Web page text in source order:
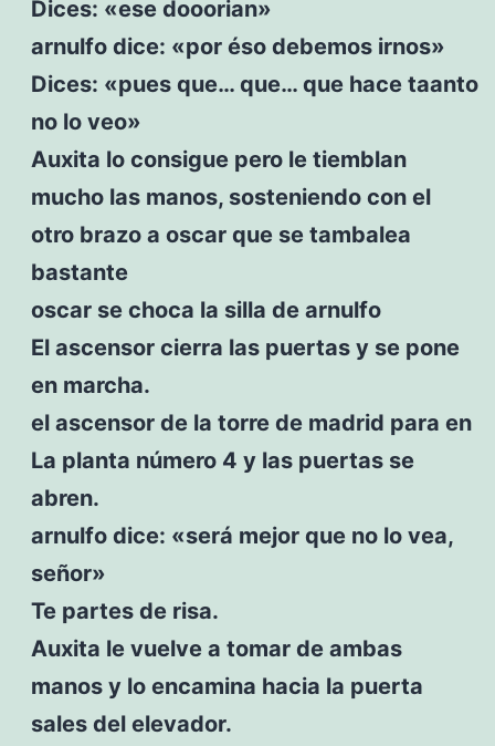
Dices: «ese dooorian»
arnulfo dice: «por éso debemos irnos»
Dices: «pues que… que… que hace taanto
no lo veo»
Auxita lo consigue pero le tiemblan
mucho las manos, sosteniendo con el
otro brazo a oscar que se tambalea
bastante
oscar se choca la silla de arnulfo
El ascensor cierra las puertas y se pone
en marcha.
el ascensor de la torre de madrid para en
La planta número 4 y las puertas se
abren.
arnulfo dice: «será mejor que no lo vea,
señor»
Te partes de risa.
Auxita le vuelve a tomar de ambas
manos y lo encamina hacia la puerta
sales del elevador.